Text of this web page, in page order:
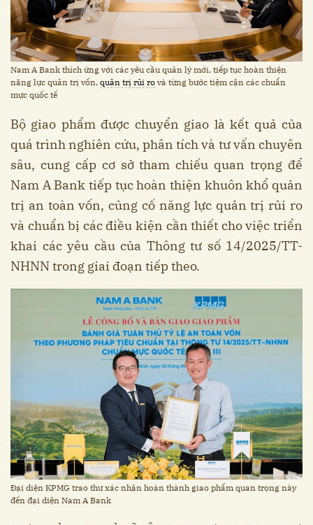
Nam A Bank thích ứng với các yêu cầu quản lý mới, tiếp tục hoàn thiện
năng lực quản trị vốn, quản trị rủi ro và từng bước tiệm cận các chuẩn
mực quốc tế
Bộ giao phẩm được chuyển giao là kết quả của
quá trình nghiên cứu, phân tích và tư vấn chuyên
sâu, cung cấp cơ sở tham chiếu quan trọng để
Nam A Bank tiếp tục hoàn thiện khuôn khổ quản
trị an toàn vốn, củng cố năng lực quản trị rủi ro
và chuẩn bị các điều kiện cần thiết cho việc triển
khai các yêu cầu của Thông tư số 14/2025/TT-
NHNN trong giai đoạn tiếp theo.
Đại diện KPMG trao thư xác nhận hoàn thành giao phẩm quan trọng này
đến đại diện Nam A Bank